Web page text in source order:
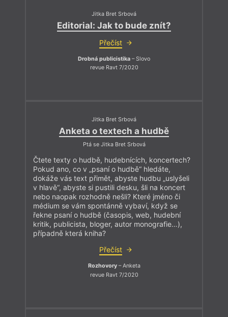
Jitka Bret Srbová
Editorial: Jak to bude znít?
Přečíst
Drobná publicistika – Slovo
revue Ravt 7/2020
Jitka Bret Srbová
Anketa o textech a hudbě
Ptá se Jitka Bret Srbová
Čtete texty o hudbě, hudebnících, koncertech?
Pokud ano, co v „psaní o hudbě“ hledáte,
dokáže vás text přimět, abyste hudbu „uslyšeli
v hlavě“, abyste si pustili desku, šli na koncert
nebo naopak rozhodně nešli? Které jméno či
médium se vám spontánně vybaví, když se
řekne psaní o hudbě (časopis, web, hudební
kritik, publicista, bloger, autor monografie…),
případně která kniha?
Přečíst
Rozhovory– Anketa
revue Ravt 7/2020